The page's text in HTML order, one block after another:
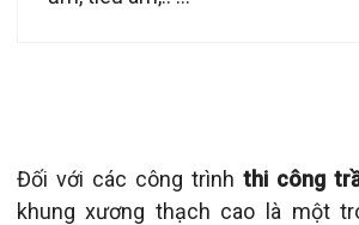
Đối với các công trình thi công
khung xương thạch cao là một